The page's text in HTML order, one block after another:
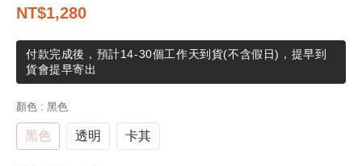
NT$1,280
付款完成後，預計14-30個工作天到貨(不含假日)，提早到
貨會提早寄出
顏色 : 黑色
黑色 透明 卡其